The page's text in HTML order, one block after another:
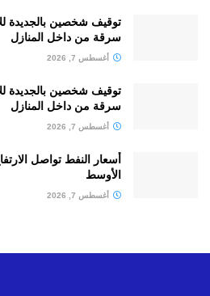
توقيف شخصين بالجديدة
سرقة من داخل المنازل
أغسطس 7, 2026
توقيف شخصين بالجديدة
سرقة من داخل المنازل
أغسطس 7, 2026
أسعار النفط تواصل
الأوسط
أغسطس 7, 2026